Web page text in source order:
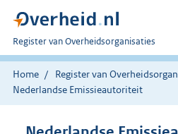
U
bent
nu
hier:
Register van Overheidsorganisaties
Home Register van
Nederlandse Emissieautoriteit